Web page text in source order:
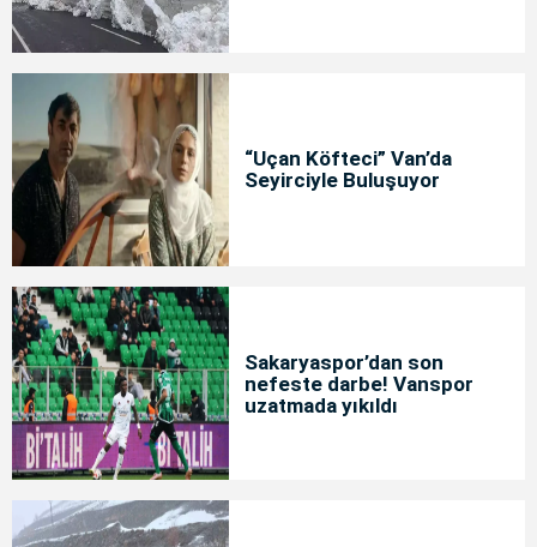
“Uçan Köfteci” Van’da
Seyirciyle Buluşuyor
Sakaryaspor’dan son
nefeste darbe! Vanspor
uzatmada yıkıldı